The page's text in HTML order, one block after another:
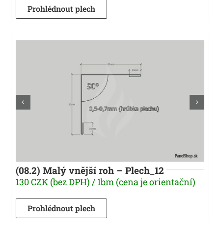
Prohlédnout plech
(08.2) Malý vnější roh – Plech_12
130 CZK (bez DPH) / 1bm (cena je orientační)
Prohlédnout plech